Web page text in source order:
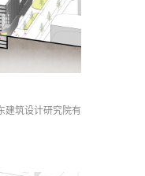
建筑设计研究院有